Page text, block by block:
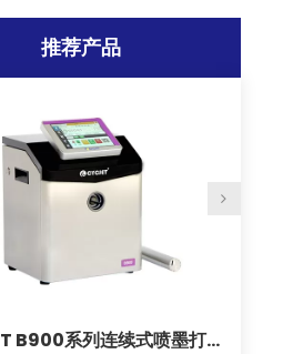
推荐产品
CYCJET LU15F 紫外线飞行激光